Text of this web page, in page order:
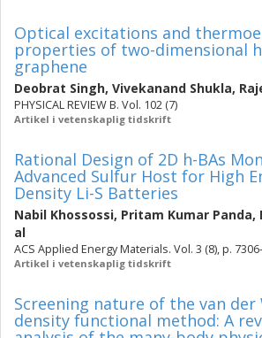
Optical excitations and
properties of two-dimensional
graphene
Deobrat Singh, Vivekanand Shukla,
PHYSICAL REVIEW B. Vol. 102 (7)
Artikel i vetenskaplig tidskrift
Rational Design of 2D h-BAs
Advanced Sulfur Host for High
Density Li-S Batteries
Nabil Khossossi, Pritam Kumar Panda,
al
ACS Applied Energy Materials. Vol. 3 (8), p.
Artikel i vetenskaplig tidskrift
Screening nature of the van der
density functional method: A